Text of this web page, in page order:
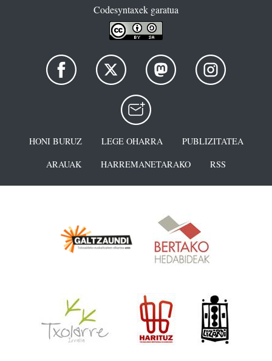
Codesyntaxek garatua
HONI BURUZ LEGE OHARRA
PUBLIZITATEA
ARAUAK
HARREMANETARAKO RSS